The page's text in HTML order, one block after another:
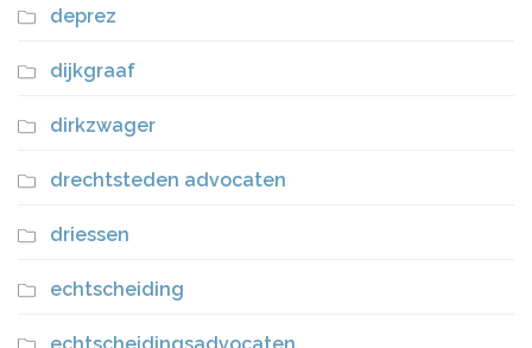
deprez
dijkgraaf
dirkzwager
drechtsteden advocaten
driessen
echtscheiding